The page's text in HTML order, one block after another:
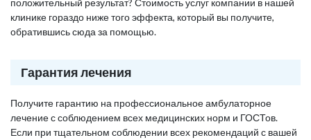
положительный результат? Стоимость услуг компании в нашей
клинике гораздо ниже того эффекта, который вы получите,
обратившись сюда за помощью.
Гарантия лечения
Получите гарантию на профессиональное амбулаторное
лечение с соблюдением всех медицинских норм и ГОСТов.
Если при тщательном соблюдении всех рекомендаций с вашей